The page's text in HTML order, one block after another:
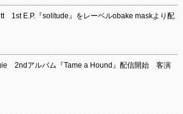
1st E.P.『solitude』をレーベルobake maskより配
2ndアルバム『Tame a Hound』配信開始 客演